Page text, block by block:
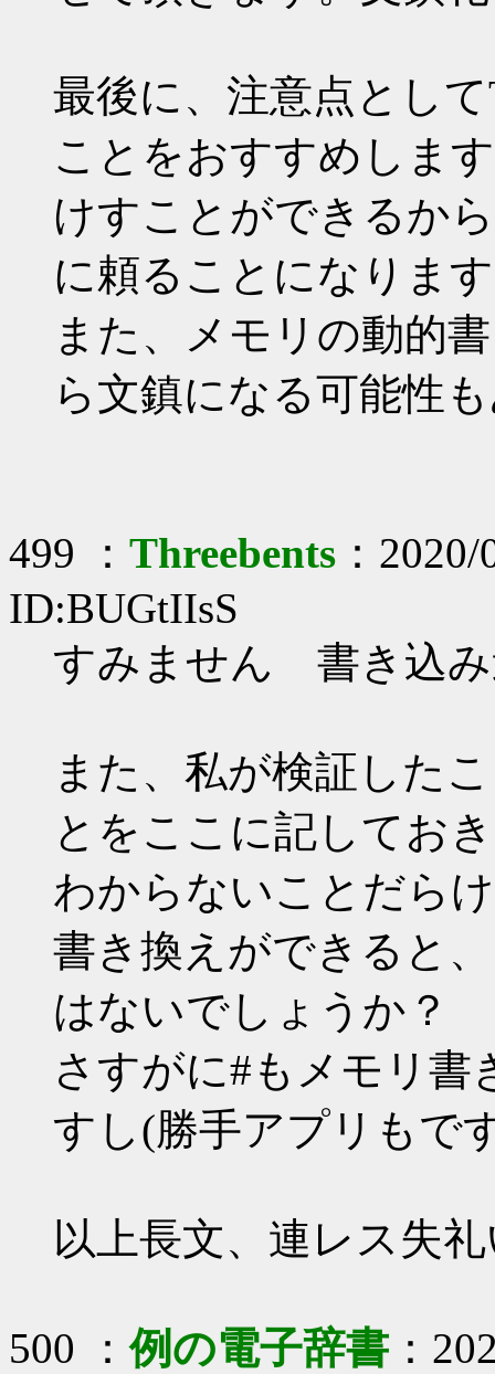
最後に、注意点とし
ことをおすすめしま
けすことができるか
に頼ることになりま
また、メモリの動的
ら文鎮になる可能性
499 ： Threebents ：
ID:BUGtIIsS
すみません 書き込み
また、私が検証した
とをここに記してお
わからないことだら
書き換えができると
はないでしょうか？
さすがに#もメモリ書
すし(勝手アプリもで
以上長文、連レス失
500 ：例の電子辞書 ：